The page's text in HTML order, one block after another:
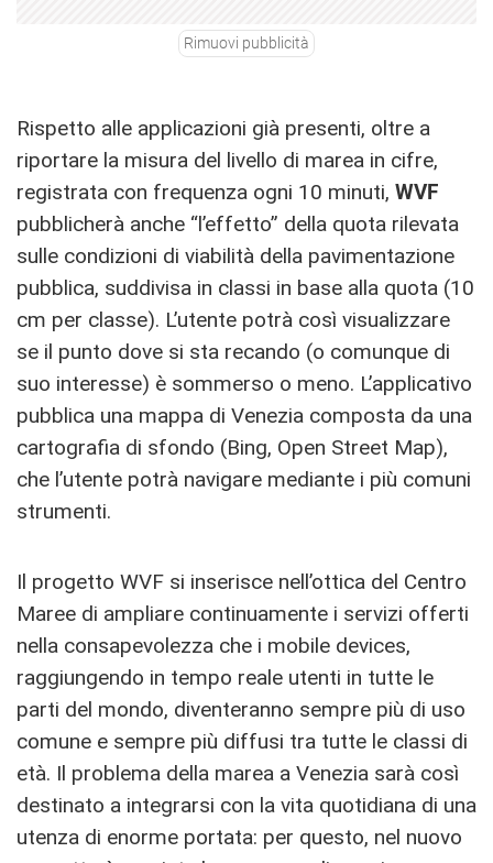
Rimuovi pubblicità
Rispetto alle applicazioni già presenti, oltre a
riportare la misura del livello di marea in cifre,
registrata con frequenza ogni 10 minuti, WVF
pubblicherà anche “l’effetto” della quota rilevata
sulle condizioni di viabilità della pavimentazione
pubblica, suddivisa in classi in base alla quota (10
cm per classe). L’utente potrà così visualizzare
se il punto dove si sta recando (o comunque di
suo interesse) è sommerso o meno. L’applicativo
pubblica una mappa di Venezia composta da una
cartografia di sfondo (Bing, Open Street Map),
che l’utente potrà navigare mediante i più comuni
strumenti.
Il progetto WVF si inserisce nell’ottica del Centro
Maree di ampliare continuamente i servizi offerti
nella consapevolezza che i mobile devices,
raggiungendo in tempo reale utenti in tutte le
parti del mondo, diventeranno sempre più di uso
comune e sempre più diffusi tra tutte le classi di
età. Il problema della marea a Venezia sarà così
destinato a integrarsi con la vita quotidiana di una
utenza di enorme portata: per questo, nel nuovo